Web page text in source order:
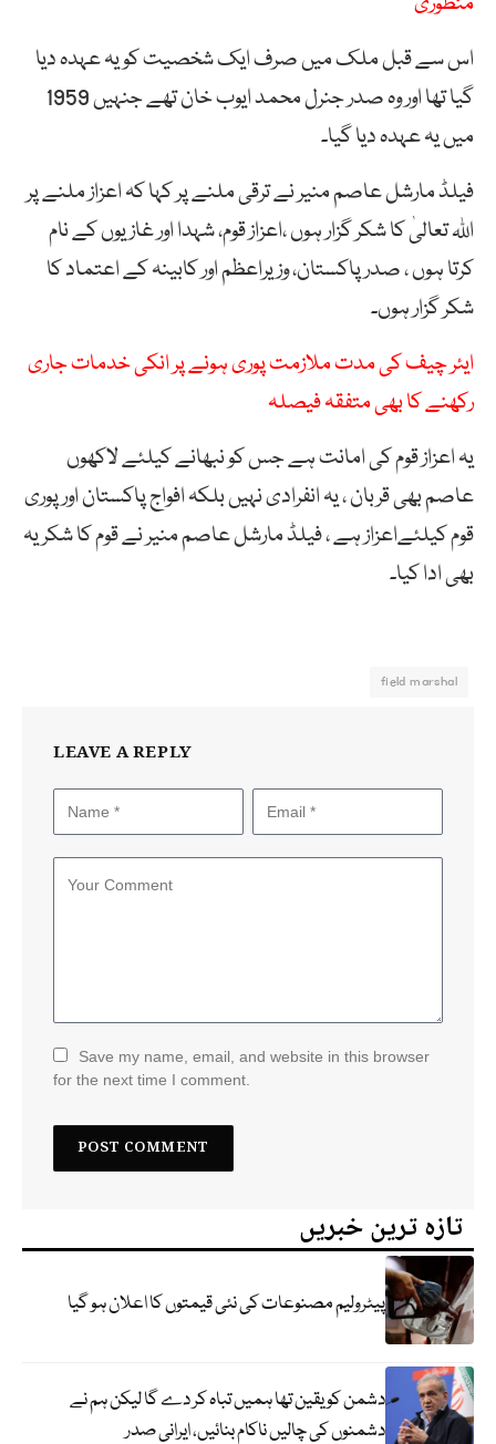
اس سے قبل ملک میں صرف ایک شخصیت کو یہ عہدہ دیا
گیا تھا اور وہ صدر جنرل محمد ایوب خان تھے جنہیں 1959
میں یہ عہدہ دیا گیا۔
فیلڈ مارشل عاصم منیر نے ترقی ملنے پر کہا کہ اعزاز ملنے پر
اللہ تعالیٰ کا شکر گزار ہوں ،اعزاز قوم، شہدا اور غازیوں کے نام
کرتا ہوں ، صدر پاکستان، وزیراعظم اور کابینہ کے اعتماد کا
شکر گزار ہوں۔
ایئر چیف کی مدت ملازمت پوری ہونے پر انکی خدمات جاری
رکھنے کا بھی متفقہ فیصلہ
یہ اعزاز قوم کی امانت ہے جس کو نبھانے کیلئے لاکھوں
عاصم بھی قربان ، یہ انفرادی نہیں بلکہ افواج پاکستان اور پوری
قوم کیلئےاعزاز ہے ، فیلڈ مارشل عاصم منیر نے قوم کا شکریہ
بھی ادا کیا۔
field marshal
LEAVE A REPLY
Save my name, email, and website in this browser
for the next time I comment.
تازہ ترین خبریں
پیٹرولیم مصنوعات کی نئی قیمتوں کا اعلان ہو گیا
دشمن کو یقین تھا ہمیں تباہ کر دے گا لیکن ہم نے
دشمنوں کی چالیں ناکام بنائیں، ایرانی صدر